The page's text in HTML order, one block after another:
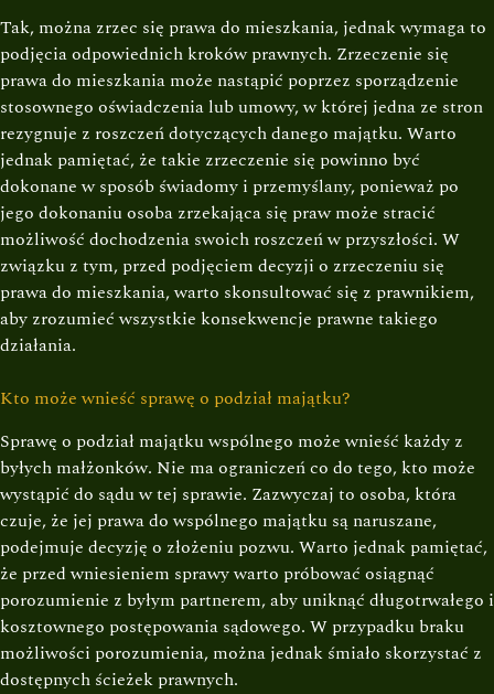
Tak, można zrzec się prawa do mieszkania, jednak wymaga to
podjęcia odpowiednich kroków prawnych. Zrzeczenie się
prawa do mieszkania może nastąpić poprzez sporządzenie
stosownego oświadczenia lub umowy, w której jedna ze stron
rezygnuje z roszczeń dotyczących danego majątku. Warto
jednak pamiętać, że takie zrzeczenie się powinno być
dokonane w sposób świadomy i przemyślany, ponieważ po
jego dokonaniu osoba zrzekająca się praw może stracić
możliwość dochodzenia swoich roszczeń w przyszłości. W
związku z tym, przed podjęciem decyzji o zrzeczeniu się
prawa do mieszkania, warto skonsultować się z prawnikiem,
aby zrozumieć wszystkie konsekwencje prawne takiego
działania.
Kto może wnieść sprawę o podział majątku?
Sprawę o podział majątku wspólnego może wnieść każdy z
byłych małżonków. Nie ma ograniczeń co do tego, kto może
wystąpić do sądu w tej sprawie. Zazwyczaj to osoba, która
czuje, że jej prawa do wspólnego majątku są naruszane,
podejmuje decyzję o złożeniu pozwu. Warto jednak pamiętać,
że przed wniesieniem sprawy warto próbować osiągnąć
porozumienie z byłym partnerem, aby uniknąć długotrwałego i
kosztownego postępowania sądowego. W przypadku braku
możliwości porozumienia, można jednak śmiało skorzystać z
dostępnych ścieżek prawnych.